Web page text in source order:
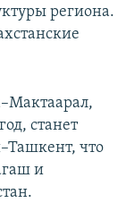
региона.
станет
что
и